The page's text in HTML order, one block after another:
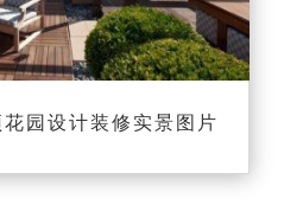
园设计装修实景图片